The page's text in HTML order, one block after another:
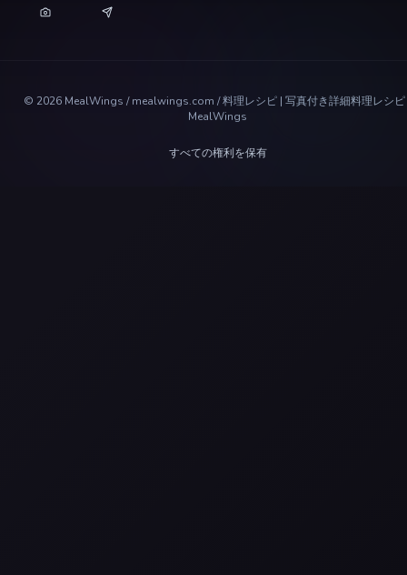
© 2026 MealWings / mealwings.com /料理レシピ | 写真付き詳細料理レシ
MealWings
すべての権利を保有